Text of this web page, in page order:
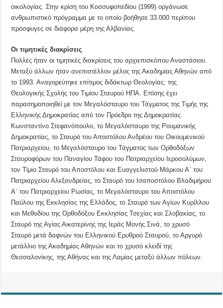
οικολογίας. Στην κρίση του Κοσσυφοπεδίου (1999) οργάνωσε
ανθρωπιστικό πρόγραμμα με το οποίο βοήθησε 33.000 περίπου
πρόσφυγες σε διάφορα μέρη της Αλβανίας.
Οι τιμητικές διακρίσεις
Πολλές ήταν οι τιμητικές διακρίσεις του αρχιεπισκόπου Αναστάσιου.
Μεταξύ άλλων ήταν ανεπιστέλλον μέλος της Ακαδημίας Αθηνών από
το 1993. Αναγορεύτηκε επίτιμος διδάκτωρ Θεολογίας: της
Θεολογικής Σχολής του Τιμίου Σταυρού ΗΠΑ. Επίσης έχει
παρασημοποιηθεί με τον Μεγαλόσταυρο του Τάγματος της Τιμής της
Ελληνικής Δημοκρατίας από τον Πρόεδρο της Δημοκρατίας
Κωνσταντίνο Στεφανόπουλο, το Μεγαλόσταυρο της Ρουμανικής
Δημοκρατίας, το Σταυρό του Αποστόλου Ανδρέου του Οικουμενικού
Πατριαρχείου, το Μεγαλόσταυρο του Τάγματος των Ορθοδόξων
Σταυροφόρων του Παναγίου Τάφου του Πατριαρχείου Ιεροσολύμων,
τον Τίμιο Σταυρό του Αποστόλου και Ευαγγελιστού Μάρκου Α΄ του
Πατριαρχείου Αλεξανδρείας, το Σταυρό του Ισαποστόλου Βλαδιμήρου
Α΄ του Πατριαρχείου Ρωσίας, το Μεγαλόσταυρο του Αποστόλου
Παύλου της Εκκλησίας της Ελλάδος, το Σταυρό των Αγίων Κυρίλλου
και Μεθοδίου της Ορθοδόξου Εκκλησίας Τσεχίας και Σλοβακίας, το
Σταυρό της Αγίας Αικατερίνης της Ιεράς Μονής Σινά, το χρυσό
Σταυρό μετά δαφνών του Ελληνικού Ερυθρού Σταυρού, το Αργυρό
μετάλλιο της Ακαδημίας Αθηνών και το χρυσό κλειδί της
Θεσσαλονίκης, της Αθήνας και της Λαμίας μεταξύ άλλων πόλεων.